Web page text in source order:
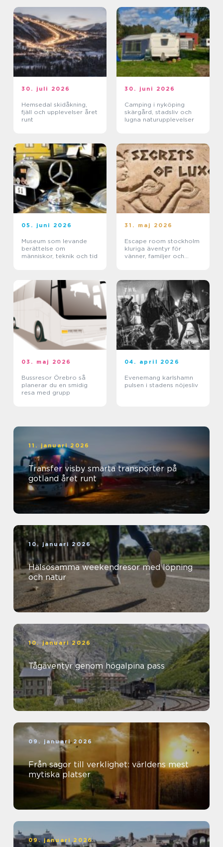
30. juli 2026
Hemsedal skidåkning,
fjäll och upplevelser året
runt
30. juni 2026
Camping i nyköping
skärgård, stadsliv och
lugna naturupplevelser
05. juni 2026
Museum som levande
berättelse om
människor, teknik och tid
31. maj 2026
Escape room stockholm
kluriga äventyr för
vänner, familjer och
03. maj 2026
Bussresor Örebro så
planerar du en smidig
resa med grupp
04. april 2026
Evenemang karlshamn
pulsen i stadens nöjesliv
11. januari 2026
Transfer visby smarta transporter på
gotland året runt
10. januari 2026
Hälsosamma weekendresor med löpning
och natur
10. januari 2026
Tågäventyr genom högalpina pass
09. januari 2026
Från sagor till verklighet: världens mest
mytiska platser
09. januari 2026